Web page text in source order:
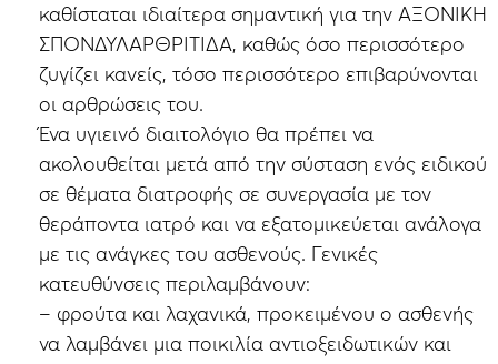
καθίσταται ιδιαίτερα σημαντική για την ΑΞΟΝΙΚΗ
ΣΠΟΝΔΥΛΑΡΘΡΙΤΙΔΑ, καθώς όσο περισσότερο
ζυγίζει κανείς, τόσο περισσότερο επιβαρύνονται
οι αρθρώσεις του.
Ένα υγιεινό διαιτολόγιο θα πρέπει να
ακολουθείται μετά από την σύσταση ενός ειδικού
σε θέματα διατροφής σε συνεργασία με τον
θεράποντα ιατρό και να εξατομικεύεται ανάλογα
με τις ανάγκες του ασθενούς. Γενικές
κατευθύνσεις περιλαμβάνουν:
– φρούτα και λαχανικά, προκειμένου ο ασθενής
να λαμβάνει μια ποικιλία αντιοξειδωτικών και